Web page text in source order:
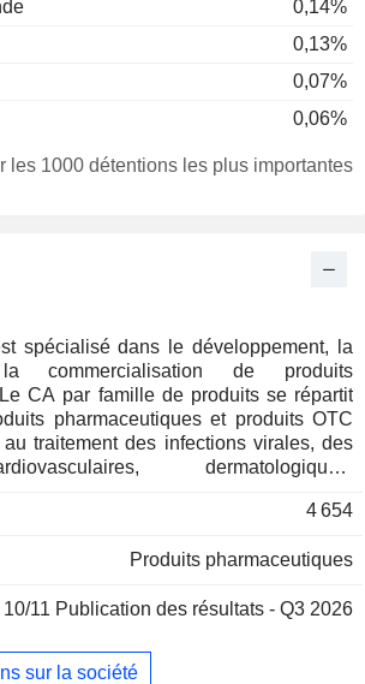
0,14%
0,13%
0,07%
0,06%
0,06%
0,03%
0,02%
0,02%
0,01%
les 1000 détentions les plus importantes
spécialisé dans le développement, la
commercialisation de produits
CA par famille de produits se répartit
traitement des infections virales, des
dermatologiques,
et Afrique (2,8%).
4 654
Produits pharmaceutiques
10/11 Publication des résultats - Q3 2026
sur la société